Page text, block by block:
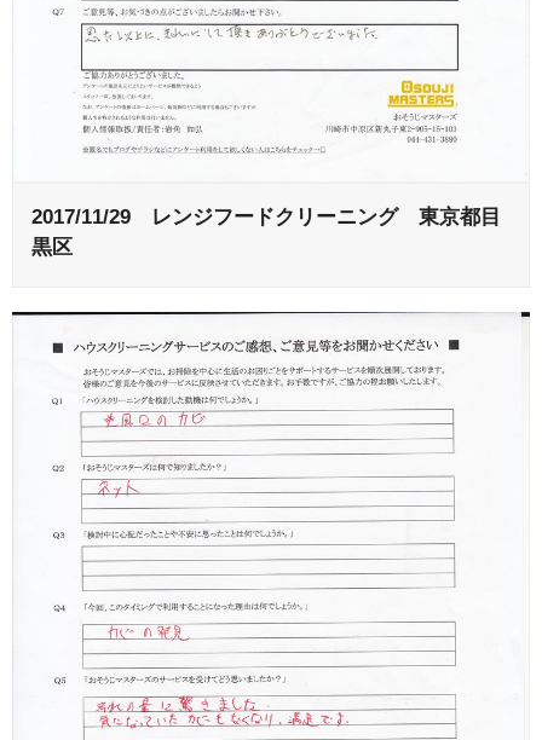
2017/11/29 レンジフードクリーニング 東京都目
黒区